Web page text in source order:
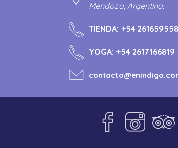
Mendoza, Argentina.
TIENDA: +54
YOGA: +54 2617166819